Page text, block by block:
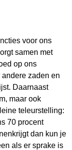
voor ons
samen met
op ons
zaden en
Daarnaast
maar ook
teleurstelling:
70 procent
dan kun je
als er sprake is